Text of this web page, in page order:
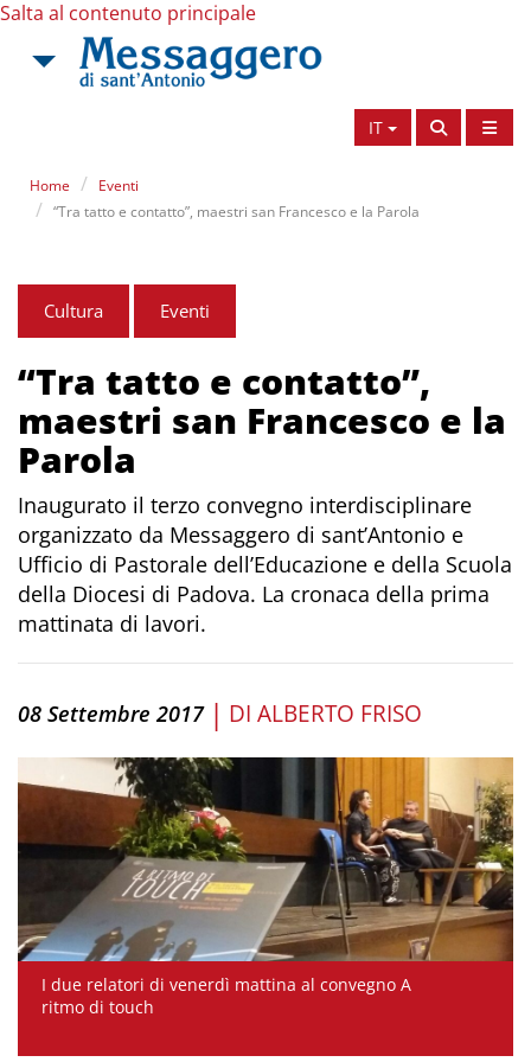
Salta al contenuto principale
IT
Home
Eventi
“Tra tatto e contatto”, maestri san Francesco e la Parola
Cultura Eventi
“Tra tatto e contatto”,
maestri san Francesco e la
Parola
Inaugurato il terzo convegno interdisciplinare
organizzato da Messaggero di sant’Antonio e
Ufficio di Pastorale dell’Educazione e della Scuola
della Diocesi di Padova. La cronaca della prima
mattinata di lavori.
08 Settembre 2017 | DI ALBERTO FRISO
I due relatori di venerdì mattina al convegno A
ritmo di touch